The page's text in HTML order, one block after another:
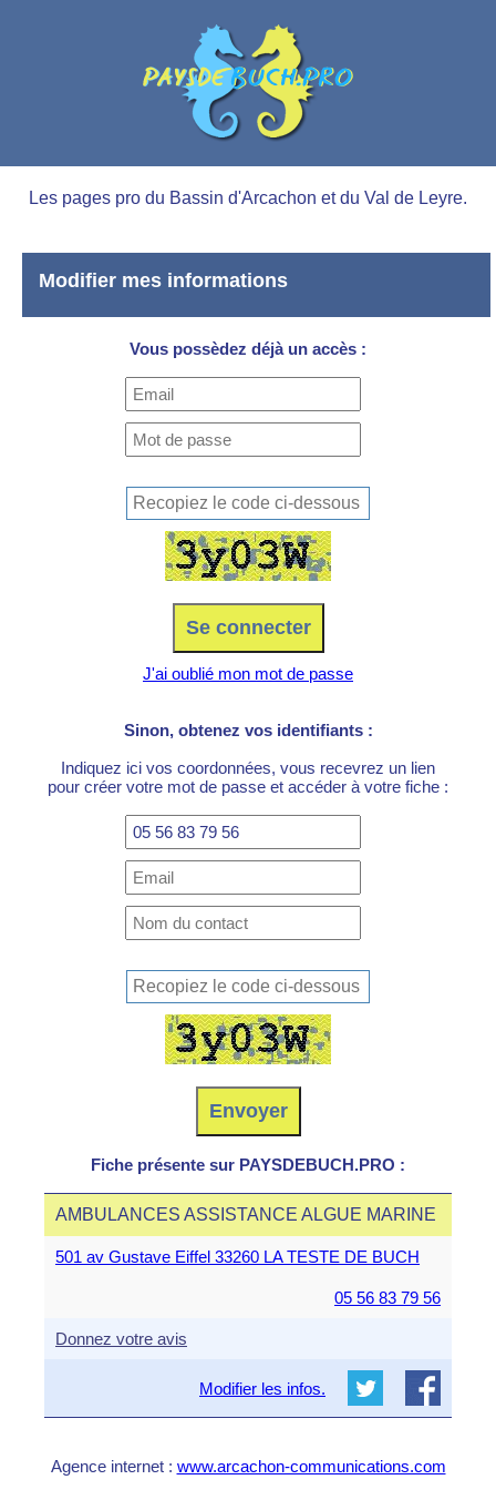
Les pages pro du Bassin d'Arcachon et du Val de Leyre.
Modifier mes informations
Vous possèdez déjà un accès :
J'ai oublié mon mot de passe
Sinon, obtenez vos identifiants :
Indiquez ici vos coordonnées, vous recevrez un lien
pour créer votre mot de passe et accéder à votre fiche :
Fiche présente sur PAYSDEBUCH.PRO :
AMBULANCES ASSISTANCE ALGUE MARINE
501 av Gustave Eiffel 33260 LA TESTE DE BUCH
05 56 83 79 56
Donnez votre avis
Modifier les infos.
Agence internet : www.arcachon-communications.com